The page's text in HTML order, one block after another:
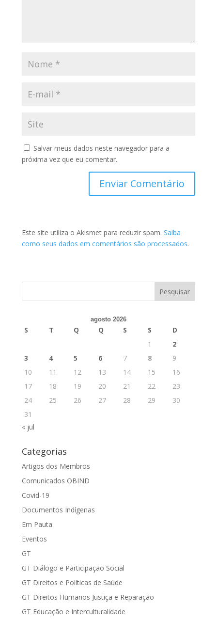
Salvar meus dados neste navegador para a
próxima vez que eu comentar.
Este site utiliza o Akismet para reduzir spam. Saiba
como seus dados em comentários são processados.
agosto 2026
S T Q Q S S
D
1
2
3
4 5 6 7 8
9
10
11 12 13 14 15
16
17
18 19 20 21 22
23
24
25 26 27 28 29
30
31
« jul
Categorias
Artigos dos Membros
Comunicados OBIND
Covid-19
Documentos Indígenas
Em Pauta
Eventos
GT
GT Diálogo e Participação Social
GT Direitos e Políticas de Saúde
GT Direitos Humanos Justiça e Reparação
GT Educação e Interculturalidade